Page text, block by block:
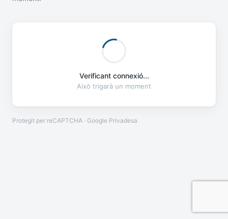
Verificant connexió...
Això trigarà un moment
Protegit per reCAPTCHA · Google Privadesa